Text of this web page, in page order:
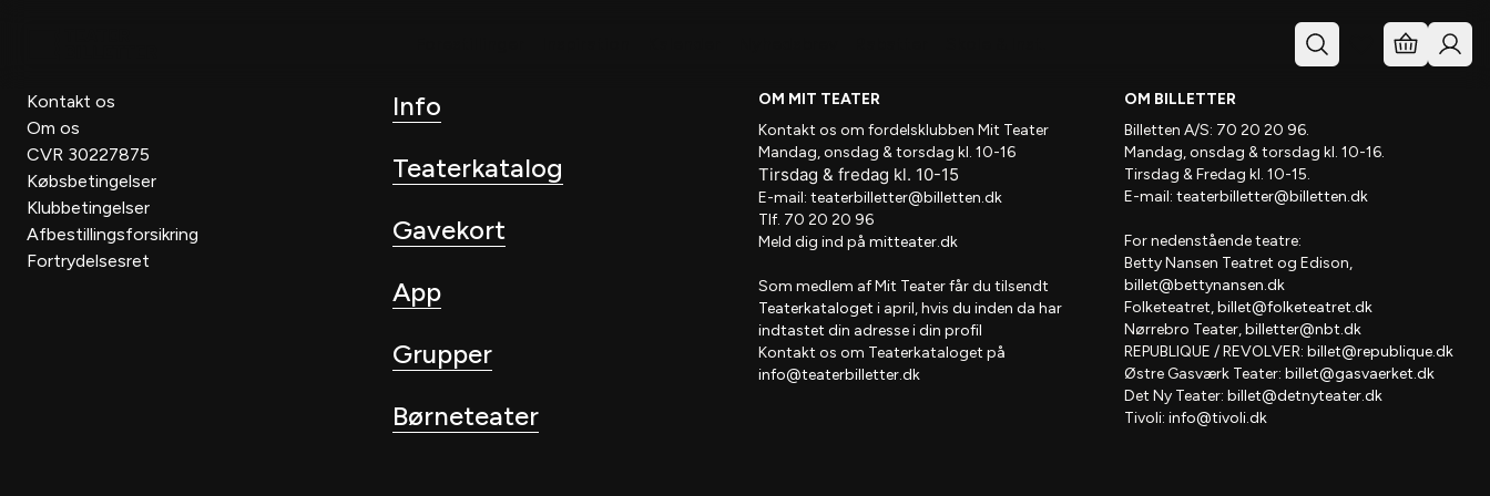
Kontakt os
Om os
CVR 30227875
Købsbetingelser
Klubbetingelser
Afbestillingsforsikring
Fortrydelsesret
Info
Teaterkatalog
Gavekort
App
Grupper
Børneteater
OM MIT TEATER
Kontakt os om fordelsklubben Mit Teater
Mandag, onsdag & torsdag kl. 10-16
Tirsdag & fredag kl. 10-15
E-mail: teaterbilletter@billetten.dk
Tlf. 70 20 20 96
Meld dig ind på mitteater.dk
Som medlem afMit Teaterfår du tilsendt
Teaterkataloget i april, hvis du inden da har
indtastet din adresse i din profil
Kontakt os om Teaterkataloget på
info@teaterbilletter.dk
OM BILLETTER
Billetten A/S: 70 20 20 96.
Mandag, onsdag & torsdag kl. 10-16.
Tirsdag & Fredag kl. 10-15.
E-mail: teaterbilletter@billetten.dk
For nedenstående teatre:
Betty Nansen Teatret og Edison,
billet@bettynansen.dk
Folketeatret,billet@folketeatret.dk
Nørrebro Teater,billetter@nbt.dk
REPUBLIQUE / REVOLVER: billet@republique.dk
Østre Gasværk Teater: billet@gasvaerket.dk
Det Ny Teater: billet@detnyteater.dk
Tivoli: info@tivoli.dk